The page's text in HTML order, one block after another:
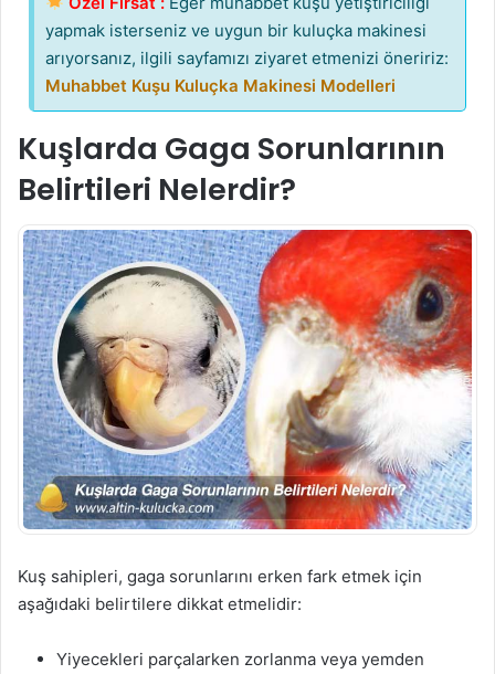
yapmak isterseniz ve uygun bir kuluçka makinesi
arıyorsanız, ilgili sayfamızı ziyaret etmenizi öneririz:
Muhabbet Kuşu Kuluçka Makinesi Modelleri
Kuşlarda Gaga Sorunlarının
Belirtileri Nelerdir?
Kuş sahipleri, gaga sorunlarını erken fark etmek için
aşağıdaki belirtilere dikkat etmelidir:
Yiyecekleri parçalarken zorlanma veya yemden